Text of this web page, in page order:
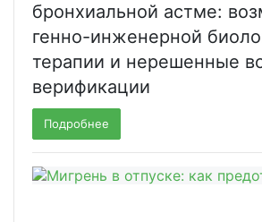
бронхиальной астме:
генно-инженерной
терапии и нерешенные
верификации
Подробнее